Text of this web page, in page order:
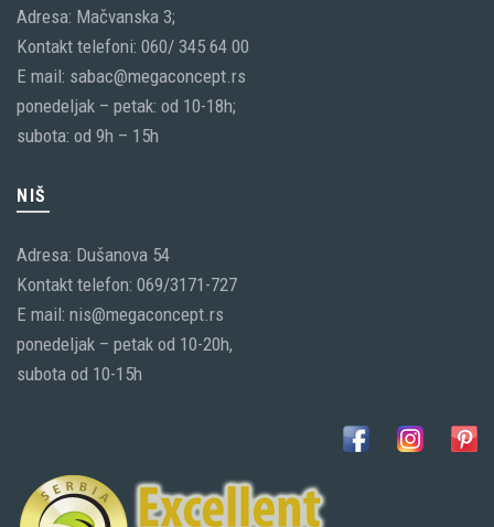
Adresa: Mačvanska 3;
Kontakt telefoni: 060/ 345 64 00
E mail: sabac@megaconcept.rs
ponedeljak – petak: od 10-18h;
subota: od 9h – 15h
NIŠ
Adresa: Dušanova 54
Kontakt telefon: 069/3171-727
E mail: nis@megaconcept.rs
ponedeljak – petak od 10-20h,
subota od 10-15h